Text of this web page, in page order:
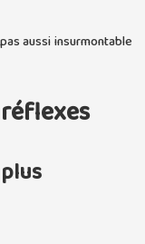
aussi insurmontable